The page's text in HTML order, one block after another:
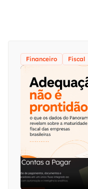
Financeiro Fiscal